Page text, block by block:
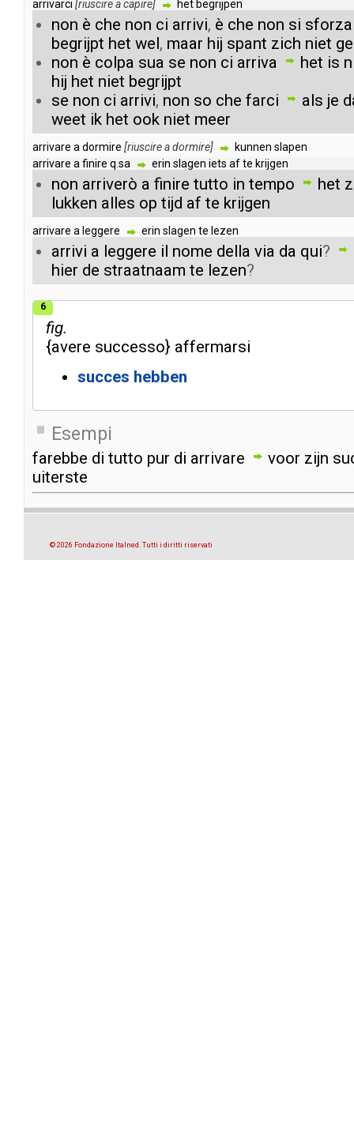
arrivarci [riuscireacapire] het begrijpen
non è che non ci arrivi, è che non si sforza
begrijpt het wel, maar hij spant zich niet
non è colpa sua se non ci arriva het is
hij het niet begrijpt
se non ci arrivi, non so che farci als je
weet ik het ook niet meer
arrivare a dormire [riuscireadormire] kunnen slapen
arrivare a finire q sa erin slagen iets afte krijgen
non arriverò a finire tutto in tempo het
lukken alles op tijd af te krijgen
arrivare a leggere erin slagen te lezen
arrivi a leggere il nome della via da qui?
hier de straatnaam te lezen?
6
fig.
{avere successo} affermarsi
succes hebben
Esempi
farebbe di tutto pur di arrivare voor zijn
uiterste
© 2026 Fondazione Italned. Tutti i diritti riservati